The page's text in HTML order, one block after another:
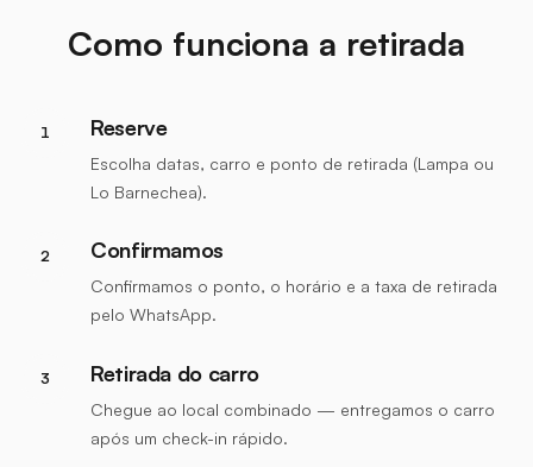
Como funciona a retirada
1 Reserve
Escolha datas, carro e ponto de retirada (Lampa ou
Lo Barnechea).
2 Confirmamos
Confirmamos o ponto, o horário e a taxa de retirada
pelo WhatsApp.
3 Retirada do carro
Chegue ao local combinado — entregamos o carro
após um check-in rápido.